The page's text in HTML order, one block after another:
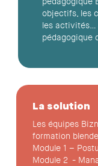
objectifs, les
les activités…
pédagogique
La solution
Les équipes
formation
Module 1 –
Module 2 -